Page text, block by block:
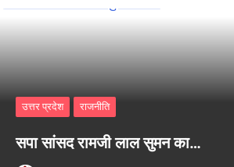
उत्तर प्रदेश राजनीति
सपा सांसद रामजी लाल सुमन का…